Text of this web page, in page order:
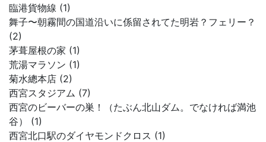
臨港貨物線 (1)
舞子〜朝霧間の国道沿いに係留されてた明岩？フェリー？
(2)
茅葺屋根の家 (1)
荒湯マラソン (1)
菊水總本店 (2)
西宮スタジアム (7)
西宮のビーバーの巣！（たぶん北山ダム。でなければ満池
谷） (1)
西宮北口駅のダイヤモンドクロス (1)